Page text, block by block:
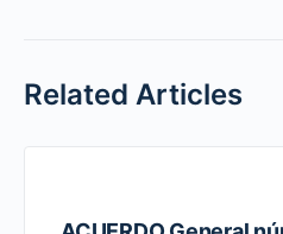
Related Articles